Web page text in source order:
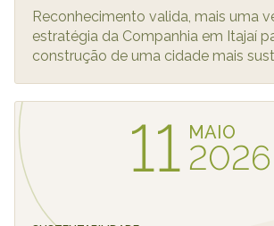
Reconhecimento valida, mais uma
estratégia da Companhia em Itajaí
construção de uma cidade mais
11 MAIO
2026